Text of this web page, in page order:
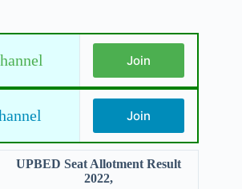
Join
Join
UPBED Seat Allotment Result
2022,